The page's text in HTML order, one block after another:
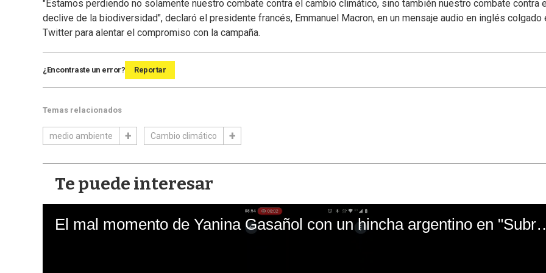
"Estamos perdiendo no solamente nuestro combate contra el cambio climático, sino también nuestro combate contra el
declive de la biodiversidad", declaró el presidente francés, Emmanuel Macron, en un mensaje audio en inglés colgado
Twitter para alentar el compromiso con la campaña.
¿Encontraste un error? Reportar
Temas relacionados
medio ambiente Cambio climático
Te puede interesar
El mal momento de Yanina